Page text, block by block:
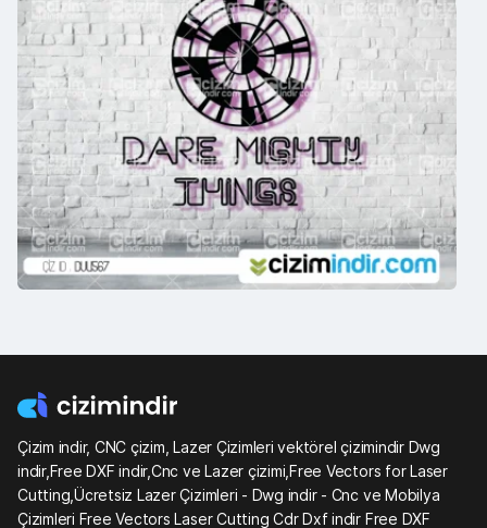
Çizim indir, CNC çizim, Lazer Çizimleri vektörel çizimindir Dwg
indir,Free DXF indir,Cnc ve Lazer çizimi,Free Vectors for Laser
Cutting,Ücretsiz Lazer Çizimleri - Dwg indir - Cnc ve Mobilya
Çizimleri Free Vectors Laser Cutting Cdr Dxf indir Free DXF